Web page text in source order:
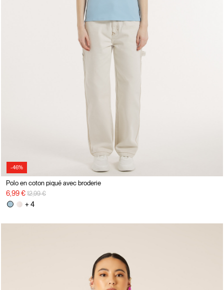
-46%
Polo en coton piqué avec broderie
6,99 € Prix réduit de
12,99 €à
+ 4